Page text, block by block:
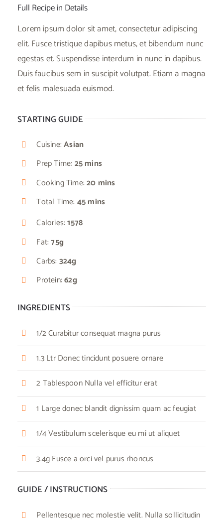
Full Recipe in Details
Lorem ipsum dolor sit amet, consectetur adipiscing
elit. Fusce tristique dapibus metus, et bibendum nunc
egestas et. Suspendisse interdum in nunc in dapibus.
Duis faucibus sem in suscipit volutpat. Etiam a magna
et felis malesuada euismod.
STARTING GUIDE
Cuisine:Asian
Prep Time: 25 mins
Cooking Time:20 mins
Total Time: 45 mins
Calories:1578
Fat:75g
Carbs: 324g
Protein:62g
INGREDIENTS
1/2 Curabitur consequat magna purus
1.3 Ltr Donec tincidunt posuere ornare
2 Tablespoon Nulla vel efficitur erat
1 Large donec blandit dignissim quam ac feugiat
1/4 Vestibulum scelerisque eu mi ut aliquet
3.4g Fusce a orci vel purus rhoncus
GUIDE / INSTRUCTIONS
Pellentesque nec molestie velit. Nulla sollicitudin